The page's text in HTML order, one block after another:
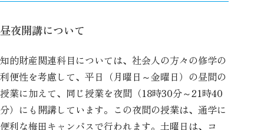
昼夜開講について
知的財産関連科目については、社会人の方々の修学の
利便性を考慮して、平日（月曜日～金曜日）の昼間の
授業に加えて、同じ授業を夜間（18時30分～21時40
分）にも開講しています。この夜間の授業は、通学に
便利な梅田キャンパスで行われます。土曜日は、コ